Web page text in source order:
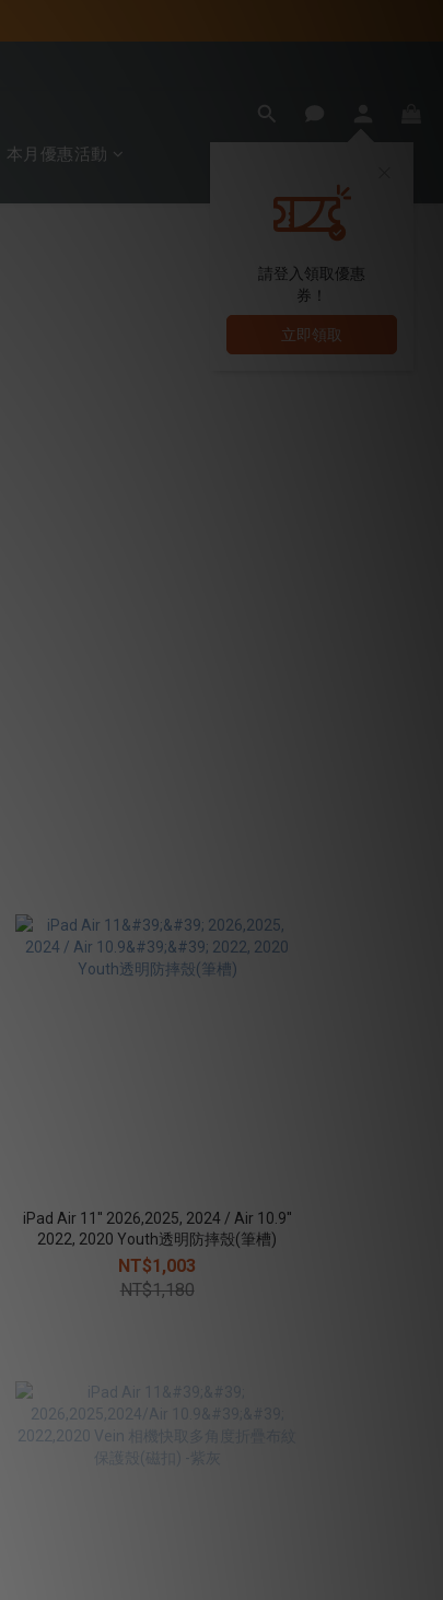
請登入領取優惠
券！
立即領取
本月優惠活動
iPad Air 11'' 2026,2025, 2024 / Air 10.9''
2022, 2020 Youth透明防摔殼(筆槽)
NT$1,003
NT$1,180